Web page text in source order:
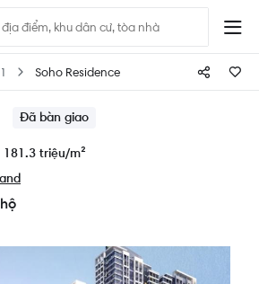
Soho Residence
Đã bàn giao
181.3 triệu/m²